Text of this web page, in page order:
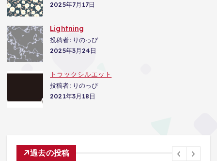
2025年7月17日
Lightning
投稿者: りのっぴ
2025年3月24日
トラックシルエット
投稿者: りのっぴ
2021年3月18日
過去の投稿